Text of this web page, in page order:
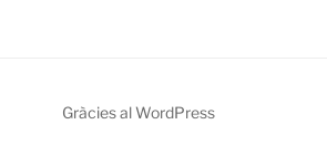
Gràcies al WordPress